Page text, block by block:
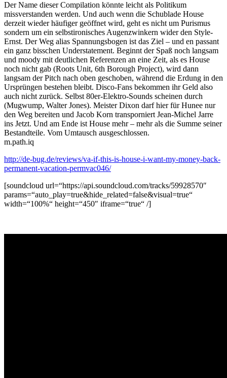
Der Name dieser Compilation könnte leicht als Politikum
missverstanden werden. Und auch wenn die Schublade House
derzeit wieder häufiger geöffnet wird, geht es nicht um Purismus
sondern um ein selbstironisches Augenzwinkern wider den Style-
Ernst. Der Weg alias Spannungsbogen ist das Ziel – und en passant
ein ganz bisschen Understatement. Beginnt der Spaß noch langsam
und moody mit deutlichen Referenzen an eine Zeit, als es House
noch nicht gab (Roots Unit, 6th Borough Project), wird dann
langsam der Pitch nach oben geschoben, während die Erdung in den
Ursprüngen bestehen bleibt. Disco-Fans bekommen ihr Geld also
auch nicht zurück. Selbst 80er-Elektro-Sounds scheinen durch
(Mugwump, Walter Jones). Meister Dixon darf hier für Hunee nur
den Weg bereiten und Jacob Korn transporniert Jean-Michel Jarre
ins Jetzt. Und am Ende ist House mehr – mehr als die Summe seiner
Bestandteile. Vom Umtausch ausgeschlossen.
m.path.iq
http://de-bug.de/reviews/va-if-this-is-house-i-want-my-money-back-
permanent-vacation-permvac046/
[soundcloud url=“https://api.soundcloud.com/tracks/59928570″
params=“auto_play=true&hide_related=false&visual=true“
width=“100%“ height=“450″ iframe=“true“ /]